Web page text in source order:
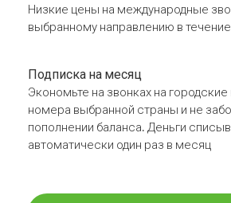
Низкие цены на международные
выбранному направлению в
Подписка на месяц
Экономьте на звонках на
номера выбранной страны и не
пополнении баланса. Деньги
автоматически один раз в месяц